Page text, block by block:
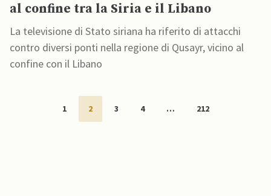
al confine tra la Siria e il Libano
La televisione di Stato siriana ha riferito di attacchi
contro diversi ponti nella regione di Qusayr, vicino al
confine con il Libano
1 2 3 4 … 212